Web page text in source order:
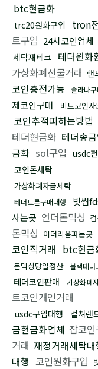
btc현금화
trc20원화구입 tron
트구입 24시코인업체
세탁재테크 테더원화
가상화폐선물거래 핸
코인충전가능
솔라나
제코인구매
비트코인사
코인추적피하는방법
테더현금화 테더송
금화 sol구입 usdc
코인돈세탁
가상화폐자금세탁
테더트론구매대행 빗썸
사는곳 언더돈믹싱
돈믹싱 이더리움파는곳
코인직거래 btc현금
돈믹싱당일정산 블랙테더
테더코인판매 가상화폐
트코인개인거래
usdc구입대행 컬쳐랜
금현금화업체 잡코
거래 재정거래세탁
대행 코인원화구입